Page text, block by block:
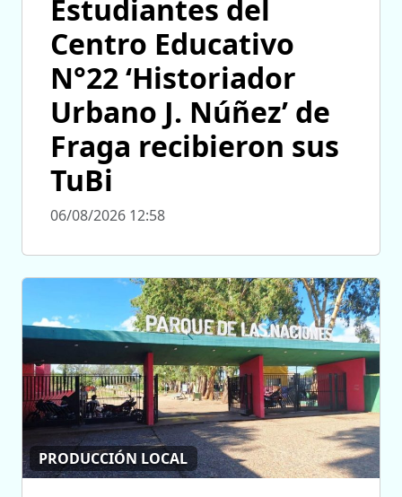
Estudiantes del
Centro Educativo
N°22 ‘Historiador
Urbano J. Núñez’ de
Fraga recibieron sus
TuBi
06/08/2026 12:58
PRODUCCIÓN LOCAL